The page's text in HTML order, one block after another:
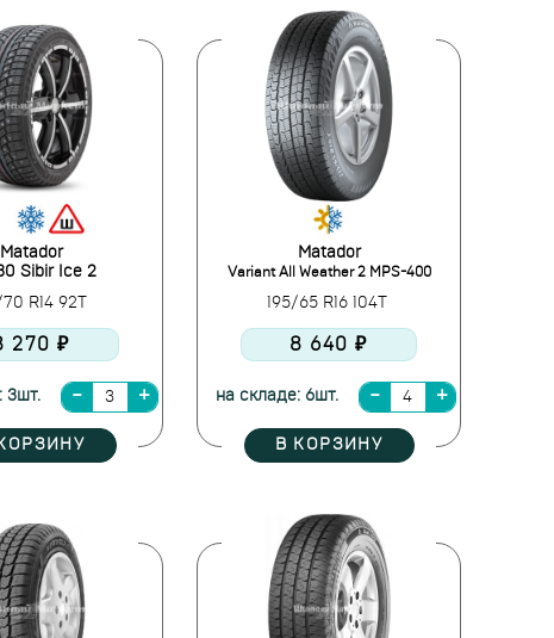
Matador
Sibir Ice 2
70 R14 92T
270 ₽
3шт.
Matador
Variant All Weather 2 MPS-400
195/65 R16 104T
8 640 ₽
на складе: 6шт.
В КОРЗИНУ